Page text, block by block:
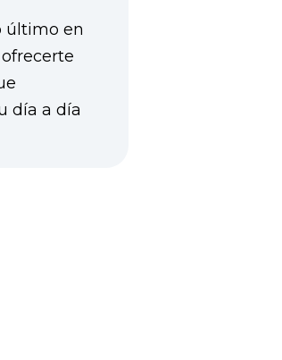
último en
día a día